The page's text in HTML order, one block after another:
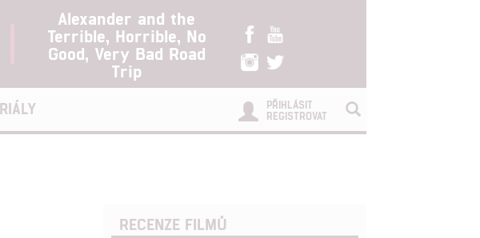
Alexander and the
Terrible, Horrible, No
Good, Very Bad Road
Trip
PŘIHLÁSIT
REGISTROVAT
RECENZE FILMŮ